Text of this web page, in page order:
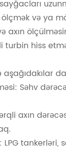
ölçmək və ya
axın
turbin hiss
aşağıdakılar
Səhv
axın